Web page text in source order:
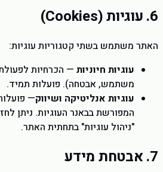
6. עוגיות (Cookies)
האתר משתמש בשתי קטגוריות עוגיות:
עוגיות חיוניות — הכרחיות
משתמש, אבטחה). פועלות תמיד.
עוגיות אנליטיקה ושיווק—
המפורשת בבאנר העוגיות. ניתן
"ניהול עוגיות" בתחתית האתר.
7. אבטחת מידע